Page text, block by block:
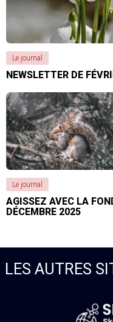
Le journal
NEWSLETTER DE
Le journal
AGISSEZ AVEC LA
DÉCEMBRE 2025
LES AUTRES